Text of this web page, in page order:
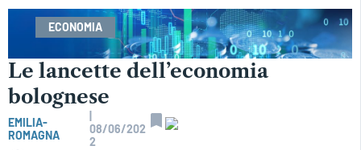
ECONOMIA
Le lancette dell’economia
bolognese
EMILIA-
ROMAGNA
08/06/202
2